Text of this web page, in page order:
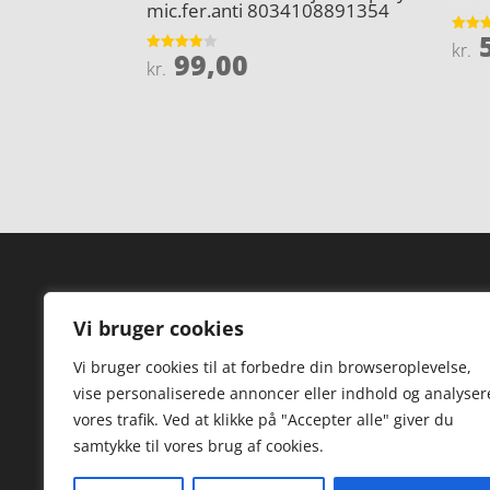
Vi bruger cookies
Vi bruger cookies til at forbedre din browseroplevelse,
vise personaliserede annoncer eller indhold og
vores trafik. Ved at klikke på "Accepter alle" giver du
samtykke til vores brug af cookies.
mic.fer.anti 8034108891354
Vurderet
3.9
kr. 99,00
4.1
kr.
Forside